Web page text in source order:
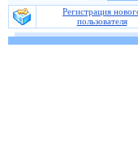
Регистрация
пользователя